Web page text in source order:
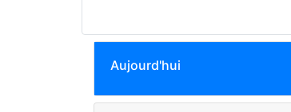
Aujourd'hui